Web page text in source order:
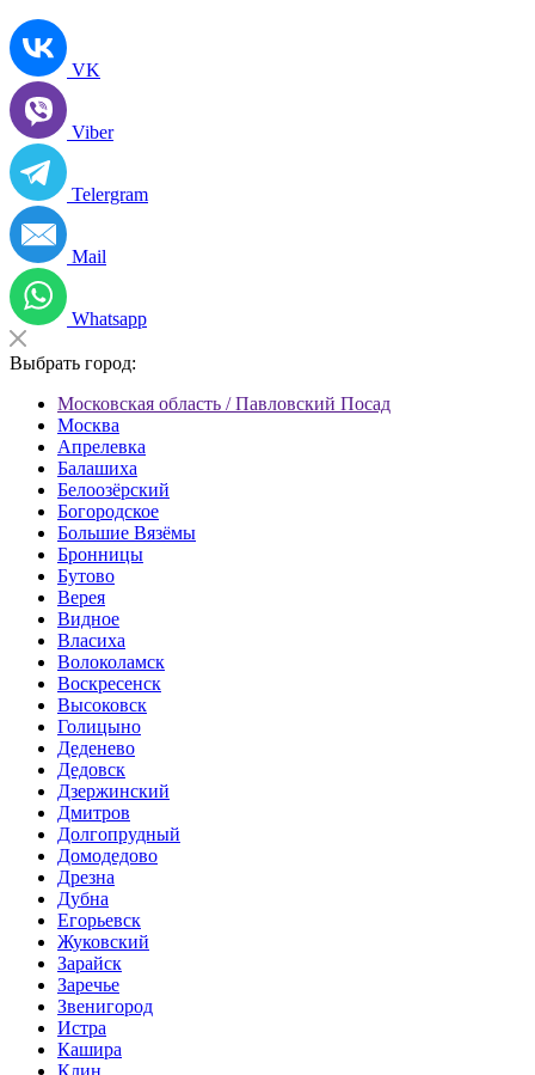
VK
Viber
Telergram
Mail
Whatsapp
Выбрать город:
Московская область / Павловский Посад
Москва
Апрелевка
Балашиха
Белоозёрский
Богородское
Большие Вязёмы
Бронницы
Бутово
Верея
Видное
Власиха
Волоколамск
Воскресенск
Высоковск
Голицыно
Деденево
Дедовск
Дзержинский
Дмитров
Долгопрудный
Домодедово
Дрезна
Дубна
Егорьевск
Жуковский
Зарайск
Заречье
Звенигород
Истра
Кашира
Клин